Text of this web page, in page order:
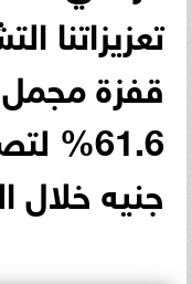
تعزيزاتنا
قفزة مجمل
جنيه خلال